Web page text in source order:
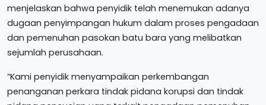
menjelaskan bahwa penyidik telah menemukan adanya
dugaan penyimpangan hukum dalam proses pengadaan
dan pemenuhan pasokan batu bara yang melibatkan
sejumlah perusahaan.
“Kami penyidik menyampaikan perkembangan
penanganan perkara tindak pidana korupsi dan tindak